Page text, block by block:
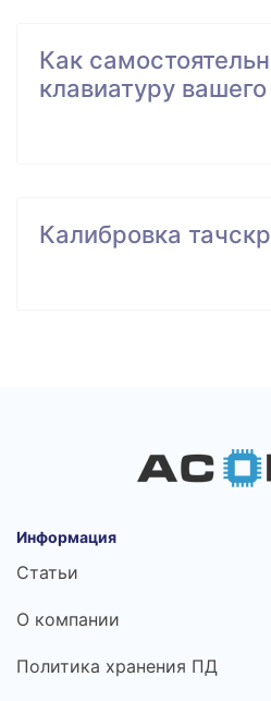
Как
клавиатуру
Калибровка
Информация
Статьи
О компании
Политика хранения ПД